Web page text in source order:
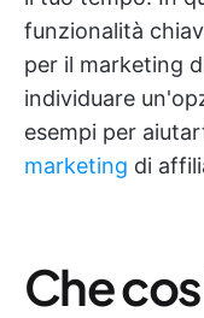
funzionalità
per il marketing
individuare
esempi per
marketing di
Che